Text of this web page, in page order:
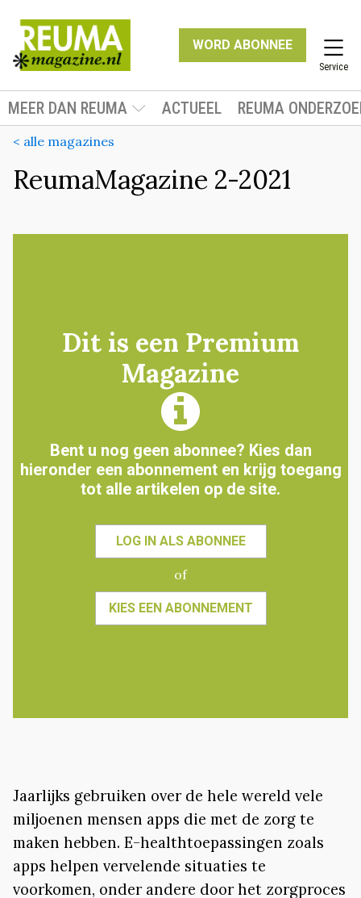
WORD ABONNEE
Service
MEER DAN REUMA ACTUEEL REUMA
< alle magazines
ReumaMagazine 2-2021
Dit is een Premium
Magazine
Bent u nog geen abonnee? Kies dan
hieronder een abonnement en krijg toegang
tot alle artikelen op de site.
LOG IN ALS ABONNEE
of
KIES EEN ABONNEMENT
Jaarlijks gebruiken over de hele wereld vele
miljoenen mensen apps die met de zorg te
maken hebben. E-healthtoepassingen zoals
apps helpen vervelende situaties te
voorkomen, onder andere door het zorgproces